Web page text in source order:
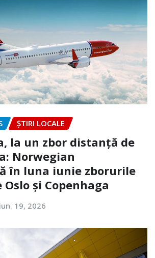
ȘTIRI LOCALE
la un zbor distanță de
Norwegian
în luna iunie zborurile
și Copenhaga
iun. 19, 2026